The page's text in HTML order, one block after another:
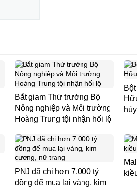
Bắt giam Thứ trưởng Bộ
Nông nghiệp và Môi trường
Hoàng Trung tội nhận hối lộ
hủy
PNJ đã chi hơn 7.000 tỷ
đồng để mua lại vàng, kim